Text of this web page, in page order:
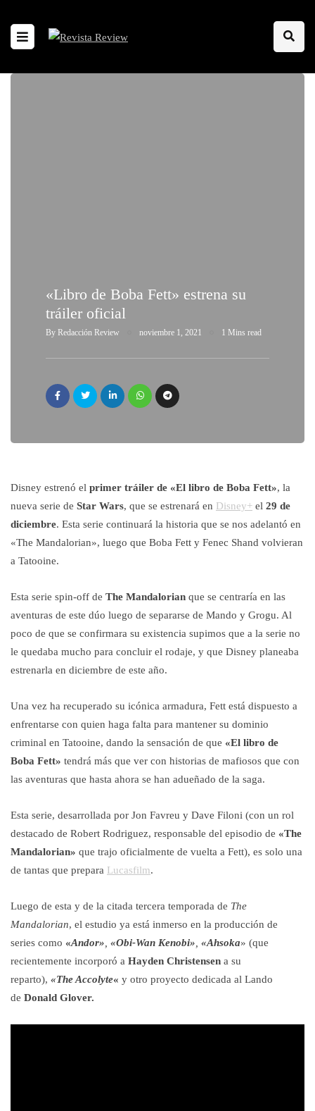
«Libro de Boba Fett» estrena su
tráiler oficial
By Redacción Review noviembre 1, 2021 1 Mins read
Disney estrenó el primer tráiler de «El libro de Boba Fett», la
nueva serie de Star Wars, que se estrenará en Disney+ el 29 de
diciembre. Esta serie continuará la historia que se nos adelantó en
«The Mandalorian», luego que Boba Fett y Fenec Shand volvieran
a Tatooine.
Esta serie spin-off de The Mandalorian que se centraría en las
aventuras de este dúo luego de separarse de Mando y Grogu. Al
poco de que se confirmara su existencia supimos que a la serie no
le quedaba mucho para concluir el rodaje, y que Disney planeaba
estrenarla en diciembre de este año.
Una vez ha recuperado su icónica armadura, Fett está dispuesto a
enfrentarse con quien haga falta para mantener su dominio
criminal en Tatooine, dando la sensación de que «El libro de
Boba Fett» tendrá más que ver con historias de mafiosos que con
las aventuras que hasta ahora se han adueñado de la saga.
Esta serie, desarrollada por Jon Favreu y Dave Filoni (con un rol
destacado de Robert Rodriguez, responsable del episodio de «The
Mandalorian» que trajo oficialmente de vuelta a Fett), es solo una
de tantas que prepara Lucasfilm.
Luego de esta y de la citada tercera temporada de The
Mandalorian, el estudio ya está inmerso en la producción de
series como «Andor» «Obi-Wan Kenobi» «Ahsoka» (que
recientemente incorporó a Hayden Christensen a su
reparto), «The Accolyte« y otro proyecto dedicada al Lando
de Donald Glover.